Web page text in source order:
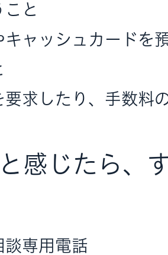
こと
キャッシュカードを
要求したり、手数料
感じたら、
談専用電話